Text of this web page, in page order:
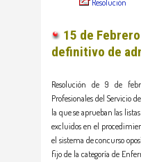
Resolución
15 de
definitivo de
Resolución de 9 de
Profesionales del Servicio
la que se aprueban las
excluidos en el
el sistema de concurso
fijo de la categoría de